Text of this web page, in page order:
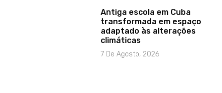
Antiga escola em Cuba
transformada em espaço
adaptado às alterações
climáticas
7 De Agosto, 2026